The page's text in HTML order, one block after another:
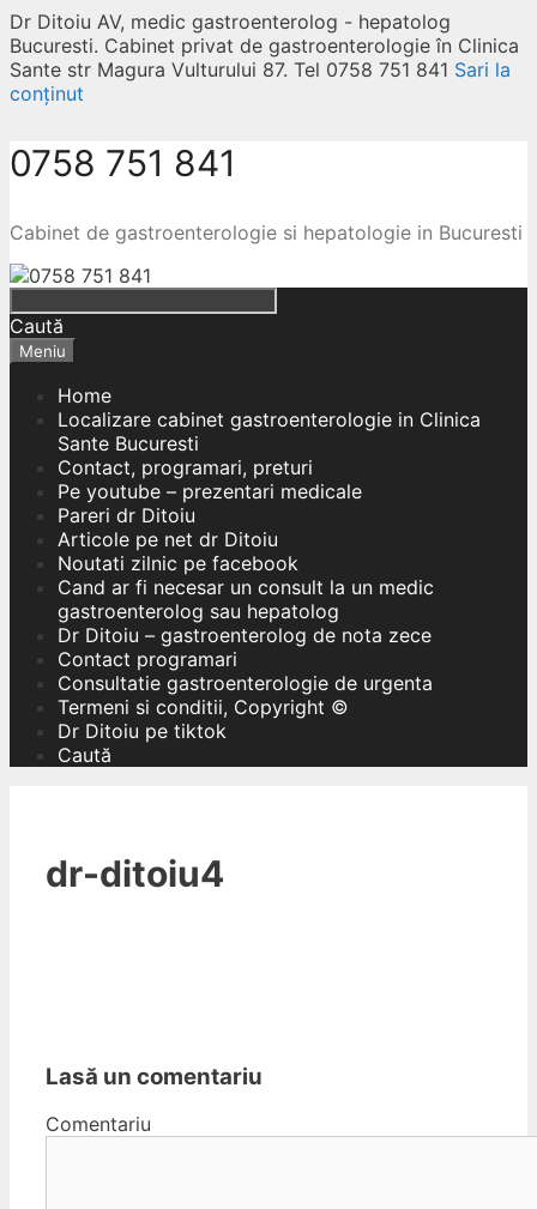
Dr Ditoiu AV, medic gastroenterolog - hepatolog
Bucuresti. Cabinet privat de gastroenterologie în Clinica
Sante str Magura Vulturului 87. Tel 0758 751 841 Sari la
conținut
0758 751 841
Cabinet de gastroenterologie si hepatologie in Bucuresti
Caută
Meniu
Home
Localizare cabinet gastroenterologie in Clinica
Sante Bucuresti
Contact, programari, preturi
Pe youtube – prezentari medicale
Pareri dr Ditoiu
Articole pe net dr Ditoiu
Noutati zilnic pe facebook
Cand ar fi necesar un consult la un medic
gastroenterolog sau hepatolog
Dr Ditoiu – gastroenterolog de nota zece
Contact programari
Consultatie gastroenterologie de urgenta
Termeni si conditii, Copyright ©
Dr Ditoiu pe tiktok
Caută
dr-ditoiu4
Lasă un comentariu
Comentariu